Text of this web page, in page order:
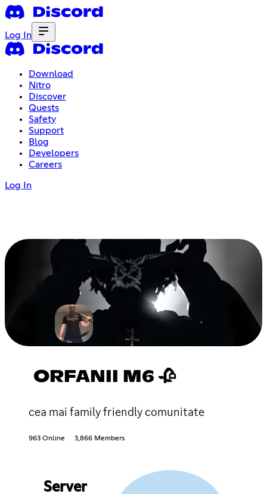
Log In
Download
Nitro
Discover
Quests
Safety
Support
Blog
Developers
Careers
Log In
ORFANII M6 🥀
cea mai family friendly comunitate
963 Online 3,866 Members
Server